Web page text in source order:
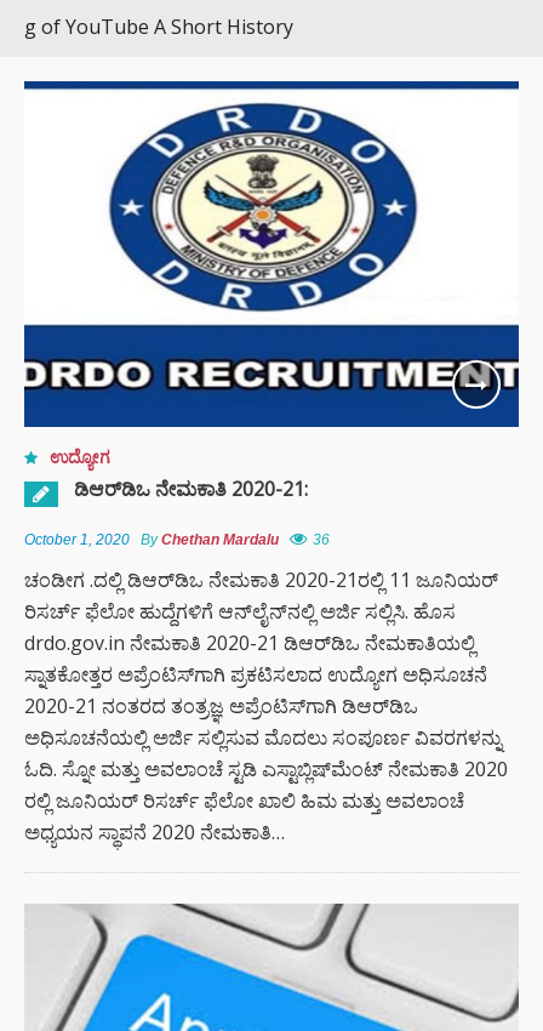
ಕಾರ್ಯಾಚರಣೆ…
A Short History
ಉದ್ಯೋಗ
ಡಿಆರ್‌ಡಿಒ ನೇಮಕಾತಿ 2020-21:
October 1, 2020 ByChethan Mardalu 36
ಚಂಡೀಗ .ದಲ್ಲಿ ಡಿಆರ್‌ಡಿಒ ನೇಮಕಾತಿ 2020-21ರಲ್ಲಿ 11 ಜೂನಿಯರ್
ರಿಸರ್ಚ್ ಫೆಲೋ ಹುದ್ದೆಗಳಿಗೆ ಆನ್‌ಲೈನ್‌ನಲ್ಲಿ ಅರ್ಜಿ ಸಲ್ಲಿಸಿ. ಹೊಸ
drdo.gov.in ನೇಮಕಾತಿ 2020-21 ಡಿಆರ್‌ಡಿಒ ನೇಮಕಾತಿಯಲ್ಲಿ
ಸ್ನಾತಕೋತ್ತರ ಅಪ್ರೆಂಟಿಸ್‌ಗಾಗಿ ಪ್ರಕಟಿಸಲಾದ ಉದ್ಯೋಗ ಅಧಿಸೂಚನೆ
2020-21 ನಂತರದ ತಂತ್ರಜ್ಞ ಅಪ್ರೆಂಟಿಸ್‌ಗಾಗಿ ಡಿಆರ್‌ಡಿಒ
ಅಧಿಸೂಚನೆಯಲ್ಲಿ ಅರ್ಜಿ ಸಲ್ಲಿಸುವ ಮೊದಲು ಸಂಪೂರ್ಣ ವಿವರಗಳನ್ನು
ಓದಿ. ಸ್ನೋ ಮತ್ತು ಅವಲಾಂಚೆ ಸ್ಟಡಿ ಎಸ್ಟಾಬ್ಲಿಷ್‌ಮೆಂಟ್ ನೇಮಕಾತಿ 2020
ರಲ್ಲಿ ಜೂನಿಯರ್ ರಿಸರ್ಚ್ ಫೆಲೋ ಖಾಲಿ ಹಿಮ ಮತ್ತು ಅವಲಾಂಚೆ
ಅಧ್ಯಯನ ಸ್ಥಾಪನೆ 2020 ನೇಮಕಾತಿ…